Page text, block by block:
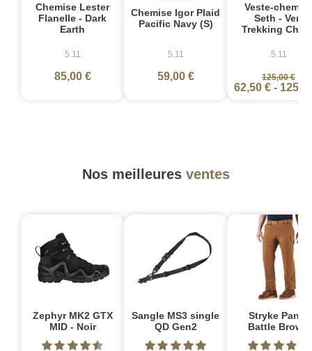
Chemise Lester
Flanelle - Dark
Earth
5.11
85,00 €
Chemise Igor Plaid
Pacific Navy (S)
5.11
59,00 €
Veste-
Seth - Vert
Trekking
5.11
125,00 €
62,50 € -
Nos meilleures ventes
Zephyr MK2 GTX
MID - Noir
Sangle MS3 single
QD Gen2
Stryke Pant -
Battle Brown